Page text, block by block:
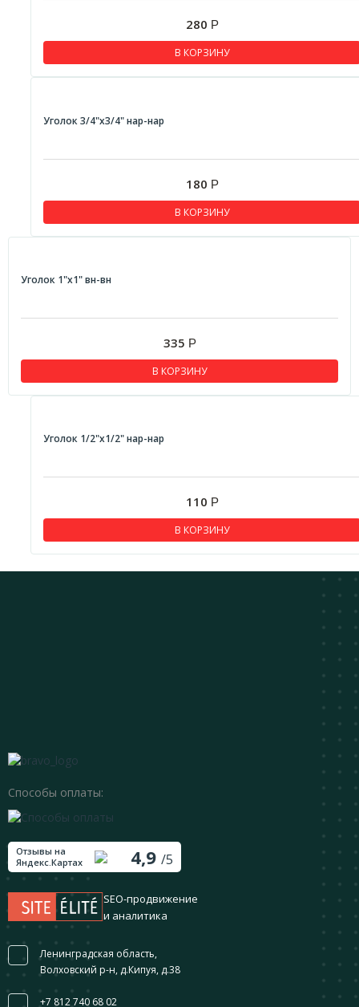
280 Р
В КОРЗИНУ
Уголок 3/4"x3/4" нар-нар
180 Р
В КОРЗИНУ
Уголок 1"x1" вн-вн
335 Р
В КОРЗИНУ
Уголок 1/2"x1/2" нар-нар
110 Р
В КОРЗИНУ
Способы оплаты:
Отзывы на
Яндекс.Картах
4,9 /5
SEO-продвижение
и аналитика
Ленинградская область,
Волховский р-н, д.Кипуя, д.38
+7 812 740 68 02